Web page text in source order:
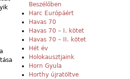
Beszélőben
Harc Európáért
Havas 70
Havas 70 – I. kötet
Havas 70 – II. kötet
Hét év
Holokausztjaink
Horn Gyula
Horthy újratöltve